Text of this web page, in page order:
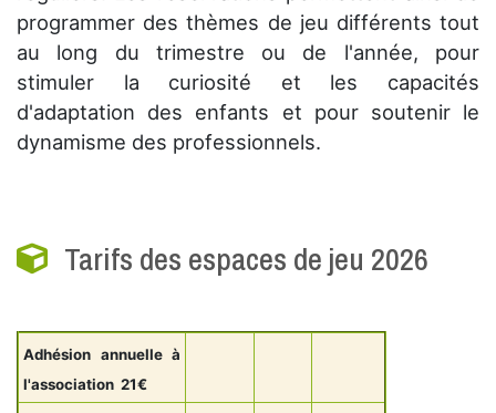
programmer des thèmes de jeu différents tout
au long du trimestre ou de l'année, pour
stimuler la curiosité et les capacités
d'adaptation des enfants et pour soutenir le
dynamisme des professionnels.
Tarifs des espaces de jeu 2026
Adhésion annuelle à
l'association 21€